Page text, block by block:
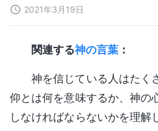
2021年3月19日
関連する神の言葉 ：
神を信じている人はたく
仰とは何を意味するか、神の
しなければならないかを理解